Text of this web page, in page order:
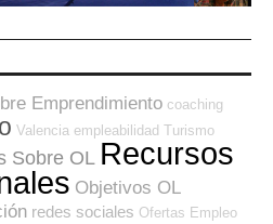
Emprendimiento coaching
Valencia empleabilidad Turismo
Sobre OL Recursos
Objetivos OL
redes sociales Ofertas Empleo